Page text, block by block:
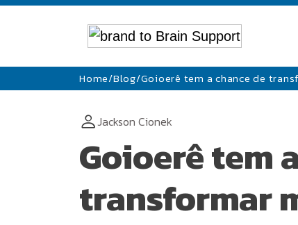
Home/Blog/Goioerê tem a chance de
Jackson Cionek
Goioerê tem
transformar